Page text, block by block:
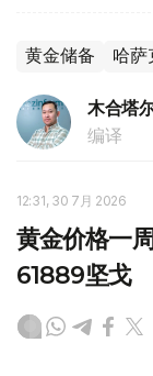
黄金储备 哈萨
木合塔
编译
12:31, 30 7月 2026
黄金价格一
61889坚戈